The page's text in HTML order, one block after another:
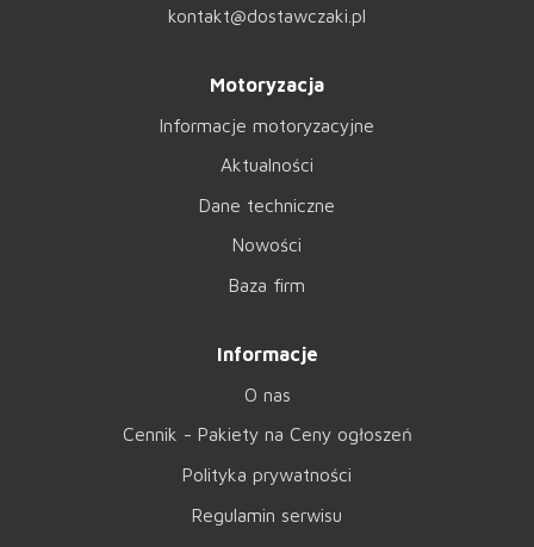
kontakt@dostawczaki.pl
Motoryzacja
Informacje motoryzacyjne
Aktualności
Dane techniczne
Nowości
Baza firm
Informacje
O nas
Cennik - Pakiety na Ceny ogłoszeń
Polityka prywatności
Regulamin serwisu